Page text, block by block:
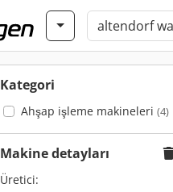
Kategori
Ahşap işleme makineleri (4)
Makine detayları
Üretici: